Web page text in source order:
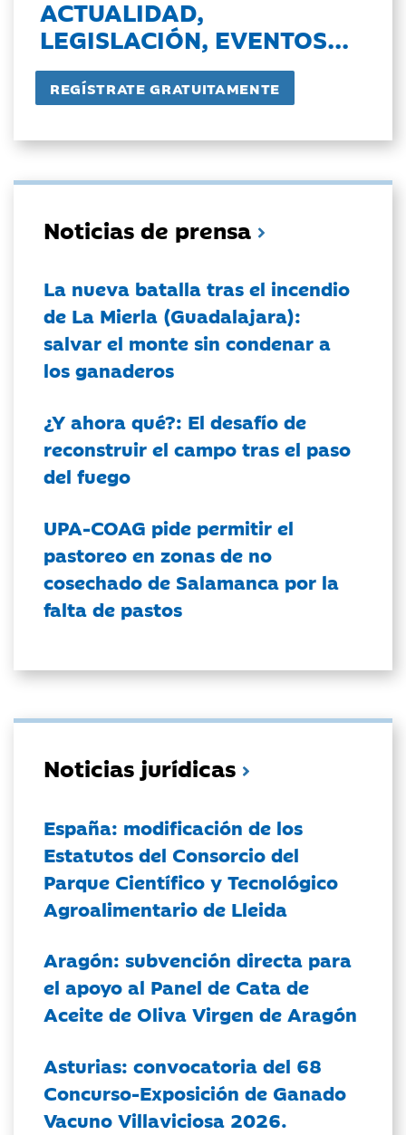
ACTUALIDAD,
LEGISLACIÓN, EVENTOS...
Noticias de prensa
La nueva batalla tras el incendio
de La Mierla (Guadalajara):
salvar el monte sin condenar a
los ganaderos
¿Y ahora qué?: El desafío de
reconstruir el campo tras el paso
del fuego
UPA-COAG pide permitir el
pastoreo en zonas de no
cosechado de Salamanca por la
falta de pastos
Noticias jurídicas
España: modificación de los
Estatutos del Consorcio del
Parque Científico y Tecnológico
Agroalimentario de Lleida
Aragón: subvención directa para
el apoyo al Panel de Cata de
Aceite de Oliva Virgen de Aragón
Asturias: convocatoria del 68
Concurso-Exposición de Ganado
Vacuno Villaviciosa 2026.